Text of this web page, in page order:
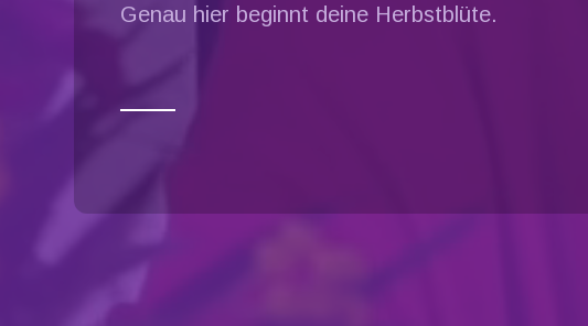
Genau hier beginnt deine Herbstblüte.